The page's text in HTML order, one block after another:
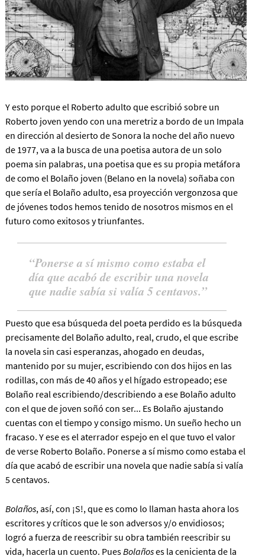
Y esto porque el Roberto adulto que escribió sobre un
Roberto joven yendo con una meretriz a bordo de un Impala
en dirección al desierto de Sonora la noche del año nuevo
de 1977, va a la busca de una poetisa autora de un solo
poema sin palabras, una poetisa que es su propia metáfora
de como el Bolaño joven (Belano en la novela) soñaba con
que sería el Bolaño adulto, esa proyección vergonzosa que
de jóvenes todos hemos tenido de nosotros mismos en el
futuro como exitosos y triunfantes.
Ponerse a sí mismo como estaba el
día que acabó de escribir una novela
que nadie sabía si valía 5 centavos.
Puesto que esa búsqueda del poeta perdido es la búsqueda
precisamente del Bolaño adulto, real, crudo, el que escribe
la novela sin casi esperanzas, ahogado en deudas,
mantenido por su mujer, escribiendo con dos hijos en las
rodillas, con más de 40 años y el hígado estropeado; ese
Bolaño real escribiendo/describiendo a ese Bolaño adulto
con el que de joven soñó con ser... Es Bolaño ajustando
cuentas con el tiempo y consigo mismo. Un sueño hecho un
fracaso. Y ese es el aterrador espejo en el que tuvo el valor
de verse Roberto Bolaño. Ponerse a sí mismo como estaba el
día que acabó de escribir una novela que nadie sabía si valía
5 centavos.
Bolaños, así, con ¡S!, que es como lo llaman hasta ahora los
escritores y críticos que le son adversos y/o envidiosos;
logró a fuerza de reescribir su obra también reescribir su
vida, hacerla un cuento. PuesBolañoses la cenicienta de la